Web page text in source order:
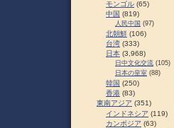
モンゴル (65)
中国 (819)
人民中国 (97)
北朝鮮 (106)
台湾 (333)
日本 (3,968)
日中文化交流 (105)
日本の皇室 (88)
韓国 (250)
香港 (83)
東南アジア (351)
インドネシア (119)
カンボジア (63)